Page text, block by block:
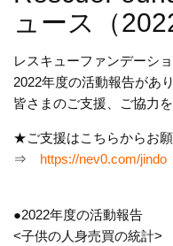
ュース（
レスキューファンデーシ
2022年度の活動報告があ
皆さまのご支援、ご協力
★ご支援はこちらからお
⇒ https://nev0.com/jindo
●2022年度の活動報告
<子供の人身売買の統計>